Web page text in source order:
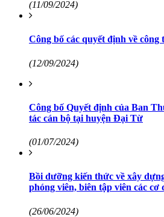
(11/09/2024)
Công bố các quyết định về công
(12/09/2024)
Công bố Quyết định của Ban
tác cán bộ tại huyện Đại Từ
(01/07/2024)
Bồi dưỡng kiến thức về xây
phóng viên, biên tập viên các
(26/06/2024)